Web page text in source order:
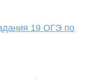
19 ОГЭ по